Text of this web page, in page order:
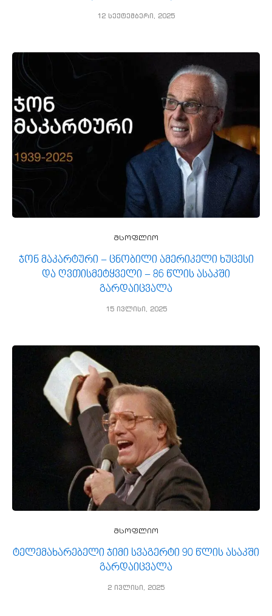
12 სექტემბერი, 2025
მსოფლიო
ჯონ მაკარტური − ცნობილი ამერიკელი ხუცესი
და ღვთისმეტყველი − 86 წლის ასაკში
გარდაიცვალა
15 ივლისი, 2025
მსოფლიო
ტელემახარებელი ჯიმი სვაგერტი 90 წლის ასაკში
გარდაიცვალა
2 ივლისი, 2025